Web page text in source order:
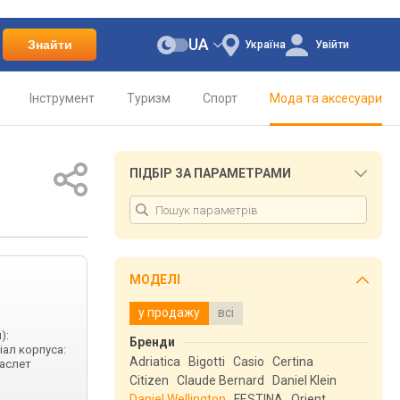
Знайти Україна
UA Увійти
Інструмент Туризм Спорт Мода та аксесуари
корпуса:
ПІДБІР ЗА ПАРАМЕТРАМИ
МОДЕЛІ
у продажу всі
Бренди
Adriatica
Bigotti Casio
Certina
Citizen
Claude Bernard
Daniel Klein